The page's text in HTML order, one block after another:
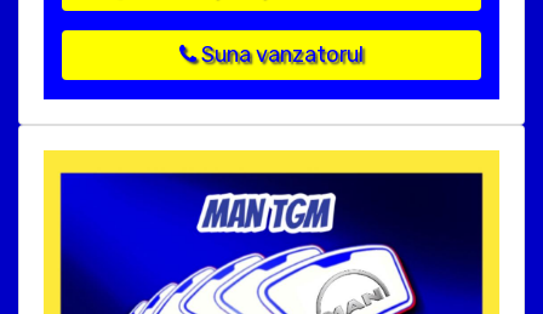
Suna vanzatorul